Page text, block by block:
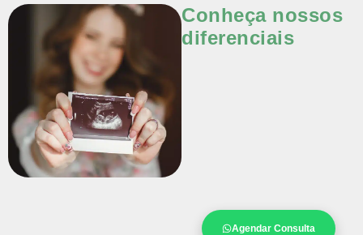
Conheça nossos
diferenciais
Agendar Consulta